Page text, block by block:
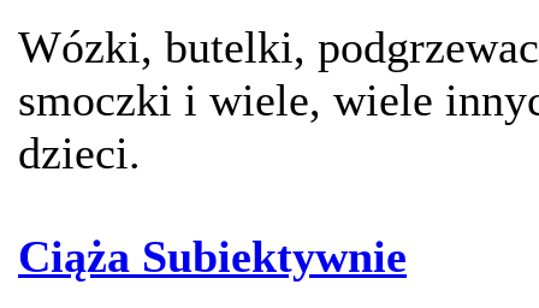
Wózki, butelki,
smoczki i wiele, wiele
dzieci.
Ciąża Subiektywnie